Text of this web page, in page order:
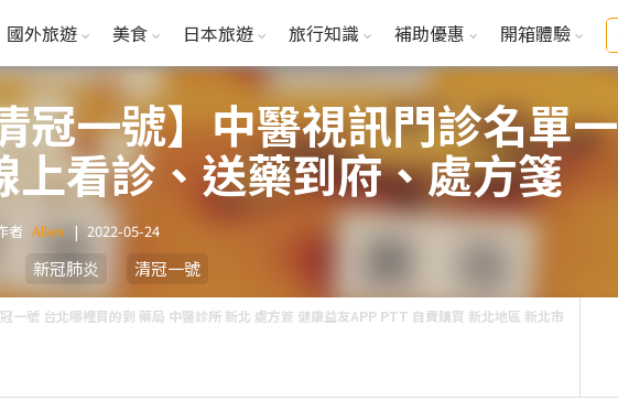
國外旅遊 美食 日本旅遊 旅行知識 補助優惠 開箱體驗
冠一號】中醫視訊門診名單
上看診、送藥到府、處方箋
者 Allen | 2022-05-24
新冠肺炎 清冠一號
一號 台北哪裡買的到 藥局 中醫診所 新北 處方簽 健康益友APP PTT 自費購買 新北地區 新北市